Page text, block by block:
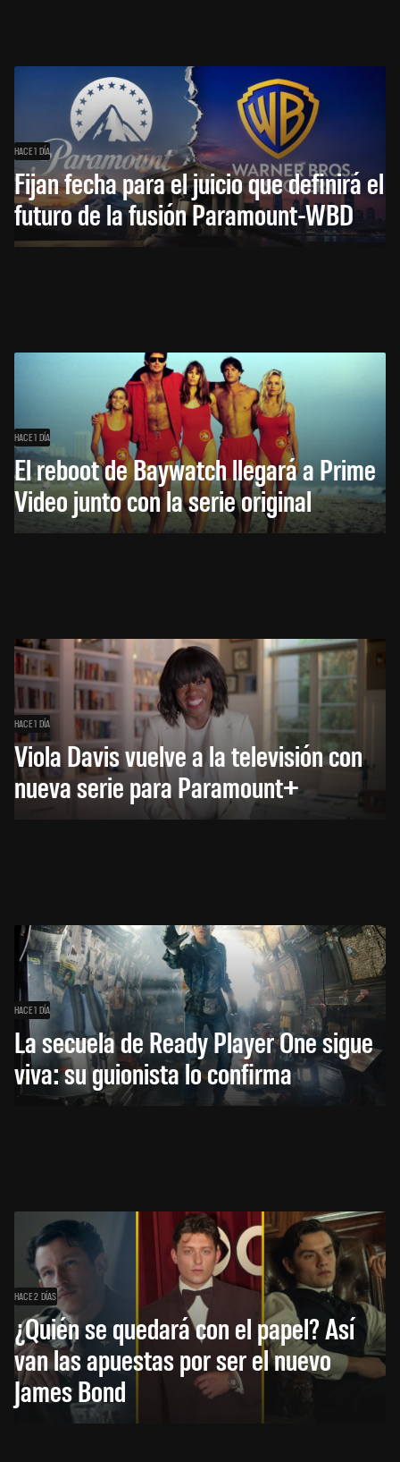
HACE 1 DÍA
Fijan fecha para el juicio que definirá el
futuro de la fusión Paramount-WBD
HACE 1 DÍA
El reboot de Baywatch llegará a Prime
Video junto con la serie original
HACE 1 DÍA
Viola Davis vuelve a la televisión con
nueva serie para Paramount+
HACE 1 DÍA
La secuela de Ready Player One sigue
viva: su guionista lo confirma
HACE 2 DÍAS
¿Quién se quedará con el papel? Así
van las apuestas por ser el nuevo
James Bond